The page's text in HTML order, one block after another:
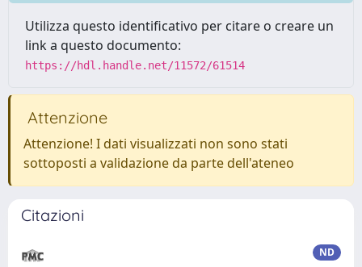
Utilizza questo identificativo per citare o creare un
link a questo documento:
https://hdl.handle.net/11572/61514
Attenzione
Attenzione! I dati visualizzati non sono stati
sottoposti a validazione da parte dell'ateneo
Citazioni
ND